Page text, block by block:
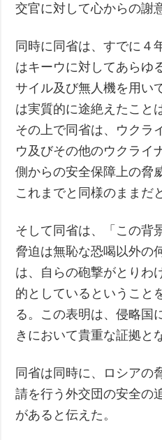
交官に対して心からの謝
同時に同省は、すでに４
はキーウに対してあらゆ
サイル及び無人機を用い
は実質的に途絶えたこと
その上で同省は、ウクラ
ウ及びその他のウクライ
側からの安全保障上の脅
これまでと同様のままだ
そして同省は、「この背
脅迫は無恥な恐喝以外の
は、自らの砲撃がとりわ
的としているということ
る。この表明は、侵略国
きにおいて貴重な証拠と
同省は同時に、ロシアの
請を行う外交団の安全の
があると伝えた。